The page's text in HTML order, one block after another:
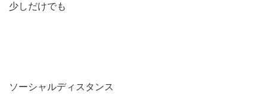
少しだけでも
ソーシャルディスタンス